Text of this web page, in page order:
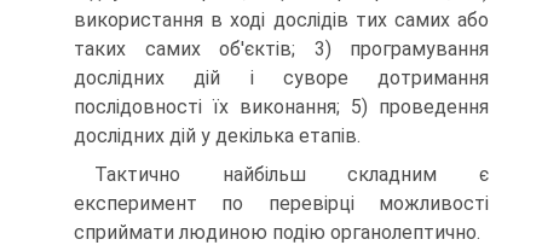
використання в ході дослідів тих самих або
таких самих об'єктів; 3) програмування
дослідних дій і суворе дотримання
послідовності їх виконання; 5) проведення
дослідних дій у декілька етапів.
Тактично найбільш складним є
експеримент по перевірці можливості
сприймати людиною подію органолептично.